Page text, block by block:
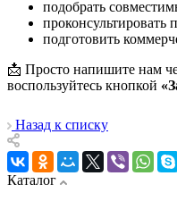
подобрать
подготовить
📩 Просто напишите нам
воспользуйтесь кнопкой
Назад к списку
Каталог